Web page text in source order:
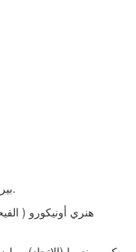
9 – بيرنارد مينساه (الطائي)، مالموم (الهلال): 11.